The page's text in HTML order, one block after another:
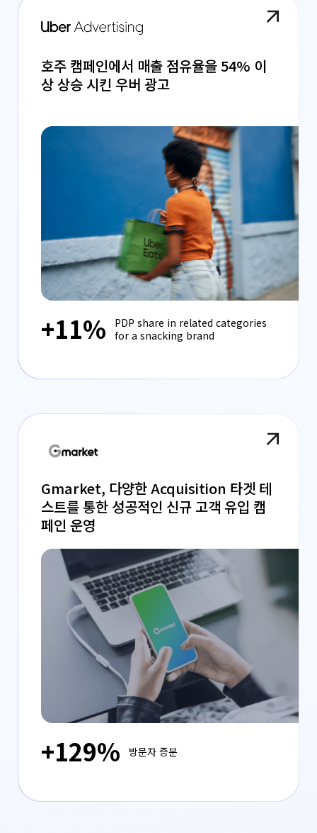
호주 캠페인에서 매출 점유율을 54% 이
상 상승 시킨 우버 광고
+11%
PDP share in related categories
for a snacking brand
Gmarket, 다양한 Acquisition 타겟 테
스트를 통한 성공적인 신규 고객 유입 캠
페인 운영
+129% 방문자 증분